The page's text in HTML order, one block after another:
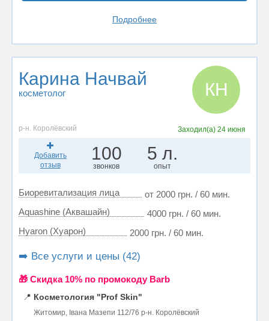
Подробнее
Карина Начвай
косметолог КН
р-н. Королёвский Заходил(а)24 июня
Добавить
отзыв
100
звонков
5 л.
опыт
Биоревитализация лица
от 2000 грн. / 60 мин.
Aquashine (Аквашайн)
4000 грн. / 60 мин.
Hyaron (Хуарон)
2000 грн. / 60 мин.
➡️ Все услуги и цены (42)
🎁 Cкидка 10% по промокоду Barb
📍 Косметология "Prof Skin"
Житомир, Івана Мазепи 112/76 р-н. Королёвский